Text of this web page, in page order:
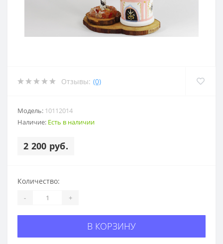
Отзывы: (0)
Модель: 10112014
Наличие: Есть в наличии
2 200 руб.
Количество:
- +
В КОРЗИНУ